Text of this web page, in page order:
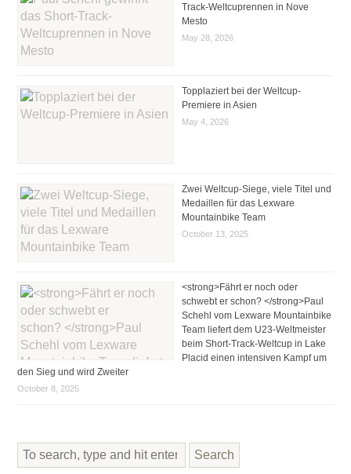
Track-Weltcuprennen in Nove
Mesto
May 28, 2026
Topplaziert bei der Weltcup-
Premiere in Asien
May 4, 2026
Zwei Weltcup-Siege, viele Titel und
Medaillen für das Lexware
Mountainbike Team
October 13, 2025
<strong>Fährt er noch oder
schwebt er schon? </strong>Paul
Schehl vom Lexware Mountainbike
Team liefert dem U23-Weltmeister
beim Short-Track-Weltcup in Lake
Placid einen intensiven Kampf um
den Sieg und wird Zweiter
October 8, 2025
Search